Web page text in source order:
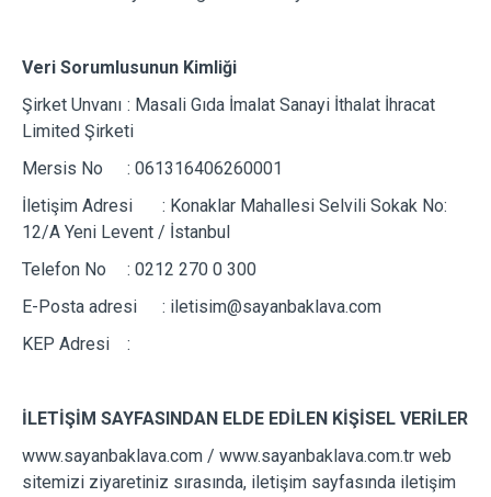
Veri Sorumlusunun Kimliği
Şirket Unvanı : Masali Gıda İmalat Sanayi İthalat İhracat
Limited Şirketi
Mersis No
: 061316406260001
İletişim Adresi
: Konaklar Mahallesi Selvili Sokak No:
12/A Yeni Levent / İstanbul
Telefon No
: 0212 270 0 300
E-Posta adresi
: iletisim@sayanbaklava.com
KEP Adresi
:
İLETİŞİM SAYFASINDAN ELDE EDİLEN KİŞİSEL VERİLER
www.sayanbaklava.com / www.sayanbaklava.com.tr web
sitemizi ziyaretiniz sırasında, iletişim sayfasında iletişim